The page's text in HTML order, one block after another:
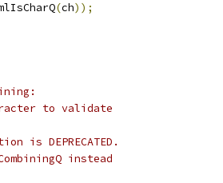
(ch));
to validate
is DEPRECATED.
instead